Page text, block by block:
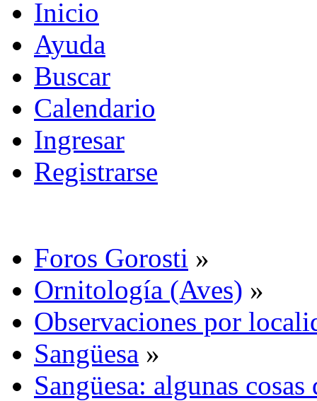
Inicio
Ayuda
Buscar
Calendario
Ingresar
Registrarse
Foros Gorosti »
Ornitología (Aves) »
Observaciones por
Sangüesa »
Sangüesa: algunas